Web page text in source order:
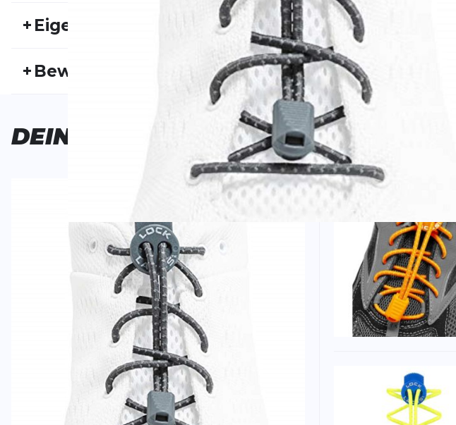
+ Eigenschaften
LOCK20HW30002 Fremdartikelnummer:
Aktivitätstyp:
Laufen Geschlecht:
+ Bewertungen
Bisher hat noch niemand dieses Produkt bewertet.
Deine Bewertung:
Vorname
DEINE ÄHNLICHE